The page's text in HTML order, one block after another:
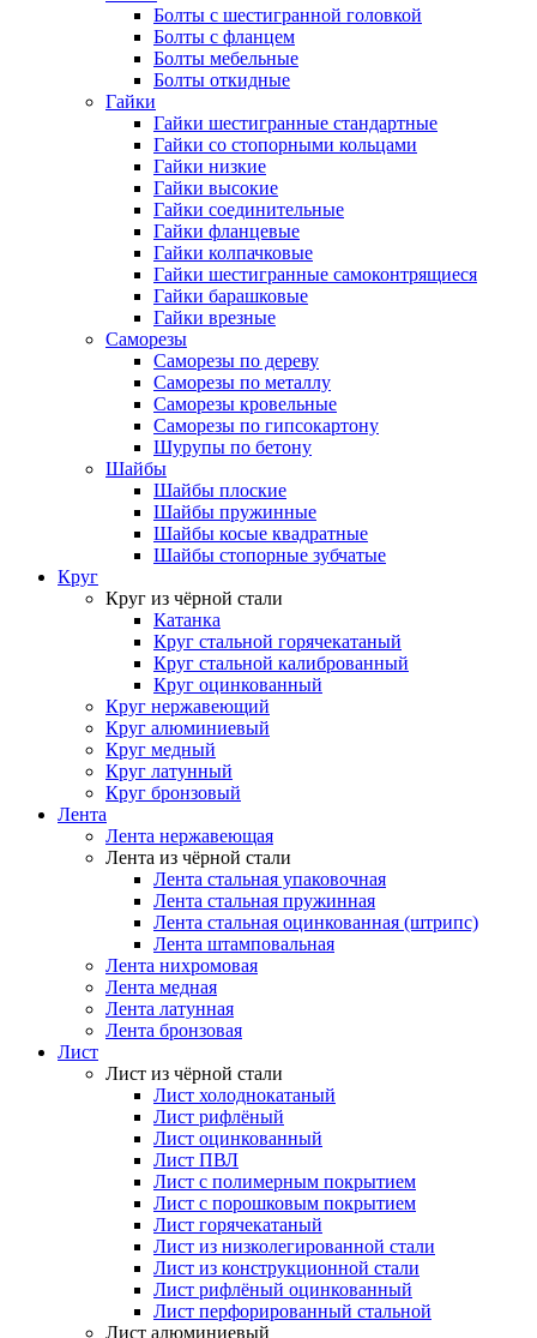
Болты с шестигранной головкой
Болты с фланцем
Болты мебельные
Болты откидные
Гайки
Гайки шестигранные стандартные
Гайки со стопорными кольцами
Гайки низкие
Гайки высокие
Гайки соединительные
Гайки фланцевые
Гайки колпачковые
Гайки шестигранные самоконтрящиеся
Гайки барашковые
Гайки врезные
Саморезы
Саморезы по дереву
Саморезы по металлу
Саморезы кровельные
Саморезы по гипсокартону
Шурупы по бетону
Шайбы
Шайбы плоские
Шайбы пружинные
Шайбы косые квадратные
Шайбы стопорные зубчатые
Круг
Круг из чёрной стали
Катанка
Круг стальной горячекатаный
Круг стальной калиброванный
Круг оцинкованный
Круг нержавеющий
Круг алюминиевый
Круг медный
Круг латунный
Круг бронзовый
Лента
Лента нержавеющая
Лента из чёрной стали
Лента стальная упаковочная
Лента стальная пружинная
Лента стальная оцинкованная (штрипс)
Лента штамповальная
Лента нихромовая
Лента медная
Лента латунная
Лента бронзовая
Лист
Лист из чёрной стали
Лист холоднокатаный
Лист рифлёный
Лист оцинкованный
Лист ПВЛ
Лист с полимерным покрытием
Лист с порошковым покрытием
Лист горячекатаный
Лист из низколегированной стали
Лист из конструкционной стали
Лист рифлёный оцинкованный
Лист перфорированный стальной
Лист алюминиевый